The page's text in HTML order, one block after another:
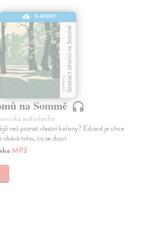
E-AUDIO
na Sommě
audiokniha
než poznat vlastní kořeny? Edvard je chce
obává toho, co se dozví.
MP3